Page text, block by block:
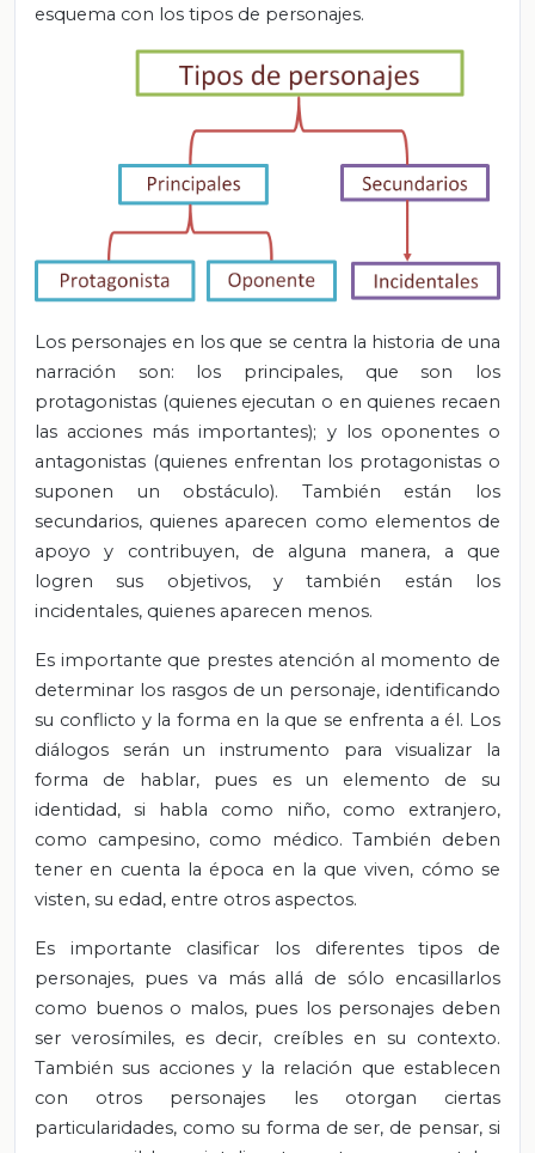
esquema con los tipos de personajes.
Los personajes en los que se centra la historia de una
narración son: los principales, que son los
protagonistas (quienes ejecutan o en quienes recaen
las acciones más importantes); y los oponentes o
antagonistas (quienes enfrentan los protagonistas o
suponen un obstáculo). También están los
secundarios, quienes aparecen como elementos de
apoyo y contribuyen, de alguna manera, a que
logren sus objetivos, y también están los
incidentales, quienes aparecen menos.
Es importante que prestes atención al momento de
determinar los rasgos de un personaje, identificando
su conflicto y la forma en la que se enfrenta a él. Los
diálogos serán un instrumento para visualizar la
forma de hablar, pues es un elemento de su
identidad, si habla como niño, como extranjero,
como campesino, como médico. También deben
tener en cuenta la época en la que viven, cómo se
visten, su edad, entre otros aspectos.
Es importante clasificar los diferentes tipos de
personajes, pues va más allá de sólo encasillarlos
como buenos o malos, pues los personajes deben
ser verosímiles, es decir, creíbles en su contexto.
También sus acciones y la relación que establecen
con otros personajes les otorgan ciertas
particularidades, como su forma de ser, de pensar, si